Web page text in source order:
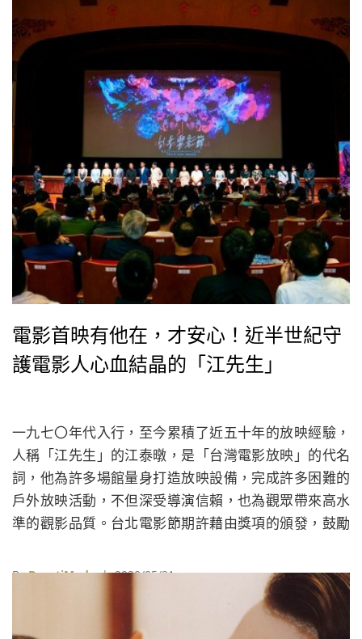
電影首映有他在，才安心！近半世紀守
護電影人心血結晶的「江先生」
一九七〇年代入行，至今累積了近五十年的放映經驗，
人稱「江先生」的江泰暾，是「台灣電影放映」的代名
詞，他為許多場館量身打造放映設備，完成許多困難的
戶外放映活動，不但深受導演信賴，也為觀眾帶來高水
準的觀影品質。台北電影節期許藉由獎項的頒發，鼓勵
ByBeautiMode| 2020/05/21